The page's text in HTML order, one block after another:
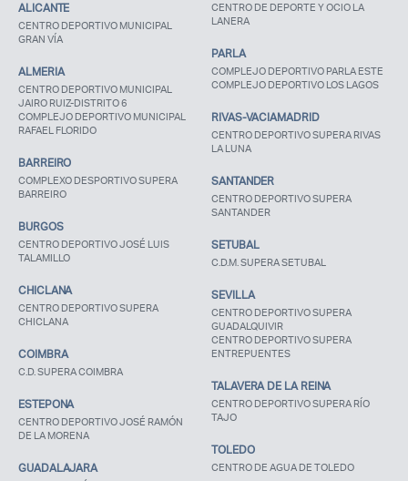
ALICANTE
CENTRO DEPORTIVO MUNICIPAL
GRAN VÍA
ALMERIA
CENTRO DEPORTIVO MUNICIPAL
JAIRO RUIZ-DISTRITO 6
COMPLEJO DEPORTIVO MUNICIPAL
RAFAEL FLORIDO
BARREIRO
COMPLEXO DESPORTIVO SUPERA
BARREIRO
BURGOS
CENTRO DEPORTIVO JOSÉ LUIS
TALAMILLO
CHICLANA
CENTRO DEPORTIVO SUPERA
CHICLANA
COIMBRA
C.D. SUPERA COIMBRA
ESTEPONA
CENTRO DEPORTIVO JOSÉ RAMÓN
DE LA MORENA
GUADALAJARA
CENTRO DE DEPORTE Y OCIO LA
LANERA
PARLA
COMPLEJO DEPORTIVO PARLA ESTE
COMPLEJO DEPORTIVO LOS LAGOS
RIVAS-VACIAMADRID
CENTRO DEPORTIVO SUPERA RIVAS
LA LUNA
SANTANDER
CENTRO DEPORTIVO SUPERA
SANTANDER
SETUBAL
C.D.M. SUPERA SETUBAL
SEVILLA
CENTRO DEPORTIVO SUPERA
GUADALQUIVIR
CENTRO DEPORTIVO SUPERA
ENTREPUENTES
TALAVERA DE LA REINA
CENTRO DEPORTIVO SUPERA RÍO
TAJO
TOLEDO
CENTRO DE AGUA DE TOLEDO